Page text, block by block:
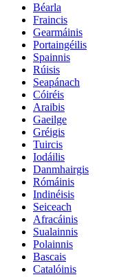
Béarla
Fraincis
Gearmáinis
Portaingéilis
Spainnis
Rúisis
Seapánach
Cóiréis
Araibis
Gaeilge
Gréigis
Tuircis
Iodáilis
Danmhairgis
Rómáinis
Indinéisis
Seiceach
Afracáinis
Sualainnis
Polainnis
Bascais
Catalóinis